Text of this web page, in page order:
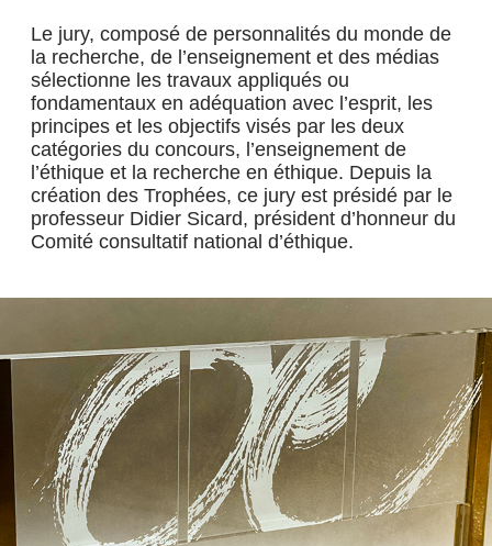
Le jury, composé de personnalités du monde de
la recherche, de l’enseignement et des médias
sélectionne les travaux appliqués ou
fondamentaux en adéquation avec l’esprit, les
principes et les objectifs visés par les deux
catégories du concours, l’enseignement de
l’éthique et la recherche en éthique. Depuis la
création des Trophées, ce jury est présidé par le
professeur Didier Sicard, président d’honneur du
Comité consultatif national d’éthique.